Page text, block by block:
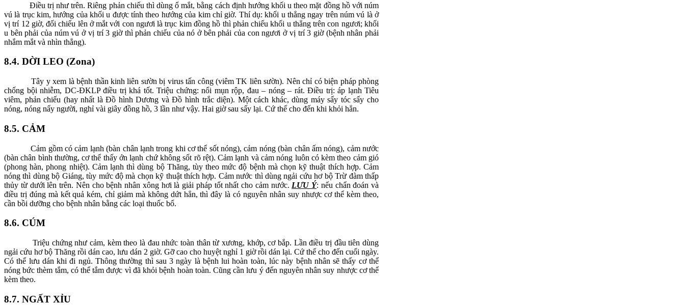
Điều trị như trên. Riêng phản chiếu thì dùng ổ mắt, bằng cách định hướng khối u theo mặt đồng hồ với núm
vú là trục kim, hướng của khối u được tính theo hướng của kim chỉ giờ. Thí dụ: khối u thẳng ngay trên núm vú là ở
vị trí 12 giờ, đối chiếu lên ở mắt với con ngươi là trục kim đồng hồ thì phản chiếu khối u thẳng trên con ngươi; khối
u bên phải của núm vú ở vị trí 3 giờ thì phản chiếu của nó ở bên phải của con ngươi ở vị trí 3 giờ (bệnh nhân phải
nhắm mắt và nhìn thẳng).
8.4. DỜI LEO (Zona)
Tây y xem là bệnh thần kinh liên sườn bị virus tấn công (viêm TK liên sườn). Nên chỉ có biện pháp phòng
chống bội nhiễm, DC-ĐKLP điều trị khá tốt. Triệu chứng: nổi mụn rộp, đau – nóng – rát. Điều trị: áp lạnh Tiêu
viêm, phản chiếu (hay nhất là Đồ hình Dương và Đồ hình trắc diện). Một cách khác, dùng máy sấy tóc sấy cho
nóng, nóng nẩy người, nghỉ vài giây đồng hồ, 3 lần như vậy. Hai giờ sau sấy lại. Cứ thế cho đến khi khỏi hẳn.
8.5. CẢM
Cảm gồm có cảm lạnh (bàn chân lạnh trong khi cơ thể sốt nóng), cảm nóng (bàn chân ấm nóng), cảm nước
(bàn chân bình thường, cơ thể thấy ớn lạnh chứ không sốt rõ rệt). Cảm lạnh và cảm nóng luôn có kèm theo cảm gió
(phong hàn, phong nhiệt). Cảm lạnh thì dùng bộ Thăng, tùy theo mức độ bệnh mà chọn kỹ thuật thích hợp. Cảm
nóng thì dùng bộ Giáng, tùy mức độ mà chọn kỹ thuật thích hợp. Cảm nước thì dùng ngải cứu hơ bộ Trừ đàm thấp
thủy từ dưới lên trên. Nên cho bệnh nhân xông hơi là giải pháp tốt nhất cho cảm nước. LƯU Ý: nếu chẩn đoán và
điều trị đúng mà kết quả kém, chỉ giảm mà không dứt hẳn, thì đây là có nguyên nhân suy nhược cơ thể kèm theo,
cần bồi dưỡng cho bệnh nhân bằng các loại thuốc bổ.
8.6. CÚM
Triệu chứng như cảm, kèm theo là đau nhức toàn thân từ xương, khớp, cơ bắp. Lần điều trị đầu tiên dùng
ngải cứu hơ bộ Thăng rồi dán cao, lưu dán 2 giờ. Gỡ cao cho huyệt nghỉ 1 giờ rồi dán lại. Cứ thế cho đến cuối ngày.
Có thể lưu dán khi đi ngủ. Thông thường thì sau 3 ngày là bệnh lui hoàn toàn, lúc này bệnh nhân sẽ thấy cơ thể
nóng bức thèm tắm, có thể tắm được vì đã khỏi bệnh hoàn toàn. Cũng cần lưu ý đến nguyên nhân suy nhược cơ thể
kèm theo.
8.7. NGẤT XỈU